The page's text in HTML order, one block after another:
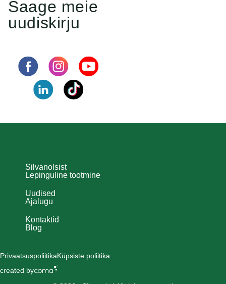
Saage meie
uudiskirju
Silvanolsist
Lepinguline tootmine
Uudised
Ajalugu
Kontaktid
Blog
PrivaatsuspoliitikaKüpsiste poliitika
created by